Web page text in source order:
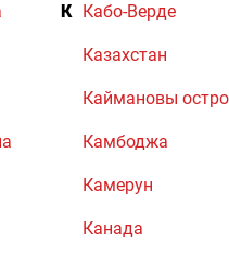
К Кабо-Верде
Казахстан
Каймановы
Камбоджа
Камерун
Канада